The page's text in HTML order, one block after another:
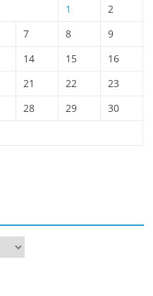
1
2
7 8
9
14 15
16
21 22
23
28 29
30